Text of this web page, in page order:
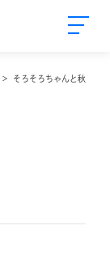
そろそろちゃんと秋